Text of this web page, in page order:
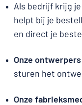
Als bedrijf krijg
helpt bij je
en direct je
Onze ontwerpers
sturen het
Onze